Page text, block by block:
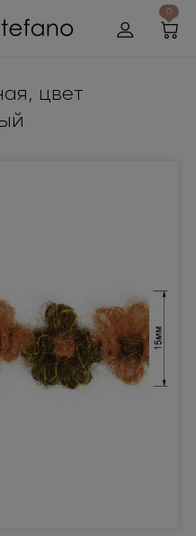
0
цвет